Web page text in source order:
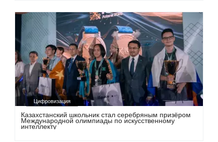
Цифровизация
Казахстанский школьник стал серебряным призёром
Международной олимпиады по искусственному
интеллекту